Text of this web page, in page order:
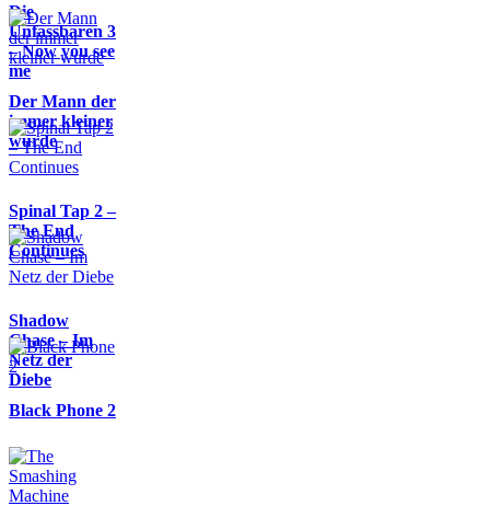
Die
Unfassbaren 3
– Now you see
me
Der Mann der
immer kleiner
wurde
Spinal Tap 2 –
The End
Continues
Shadow
Chase – Im
Netz der
Diebe
Black Phone 2